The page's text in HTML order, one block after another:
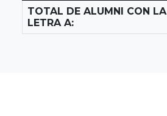
TOTAL DE ALUMNI CON LA
LETRA A: